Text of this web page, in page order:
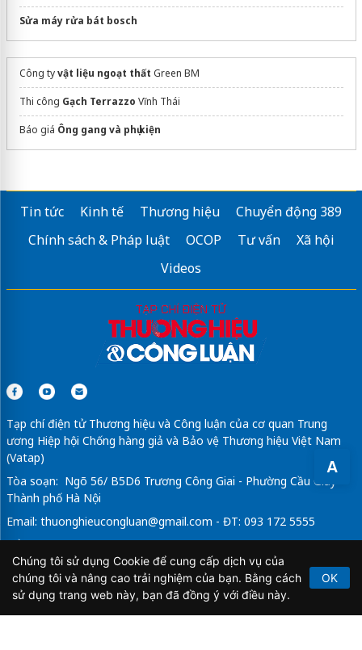
A
Sửa máy rửa bát bosch
Công tyvật liệu ngoạt thất Green BM
Thi công Gạch Terrazzo Vĩnh Thái
Báo giá Ông gang và phụ kiện
Tin tức Kinh tế Thương hiệu
Chuyển động 389
Chính sách & Pháp luật
OCOP Tư vấn
Xã hội
Videos
Tạp chí điện tử Thương hiệu và Công luận của cơ quan Trung
ương Hiệp hội Chống hàng giả và Bảo vệ Thương hiệu Việt Nam
(Vatap)
Tòa soạn: Ngõ 56/ B5D6 Trương Công Giai - Phường Cầu Giấy -
Thành phố Hà Nội
Email: thuonghieucongluan@gmail.com - ĐT: 093 172 5555
Tổng Biên Tập: Vũ Đức Thuận
Giấy phép hoạt động báo chí điện tử số 64/GP-BTTTT do Bộ
Thông tin và Truyền thông cấp ngày 21/2/2020.
Chúng tôi sử dụng Cookie để cung cấp dịch vụ của
chúng tôi và nâng cao trải nghiệm của bạn. Bằng cách
sử dụng trang web này, bạn đã đồng ý với điều này.
OK